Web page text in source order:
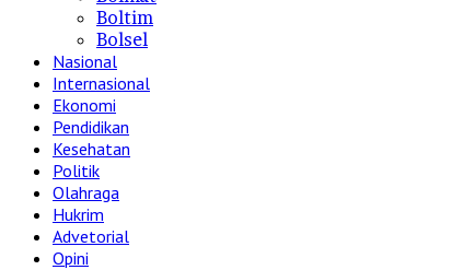
Boltim
Bolsel
Nasional
Internasional
Ekonomi
Pendidikan
Kesehatan
Politik
Olahraga
Hukrim
Advetorial
Opini